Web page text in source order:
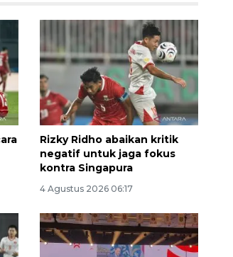
Rizky Ridho abaikan kritik
negatif untuk jaga fokus
kontra Singapura
4 Agustus 2026 06:17
HPV untuk siswa laki-
08-06 06:30:00